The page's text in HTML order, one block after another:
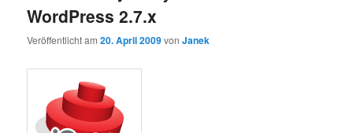
WordPress 2.7.x
Veröffentlicht am20. April 2009vonJanek